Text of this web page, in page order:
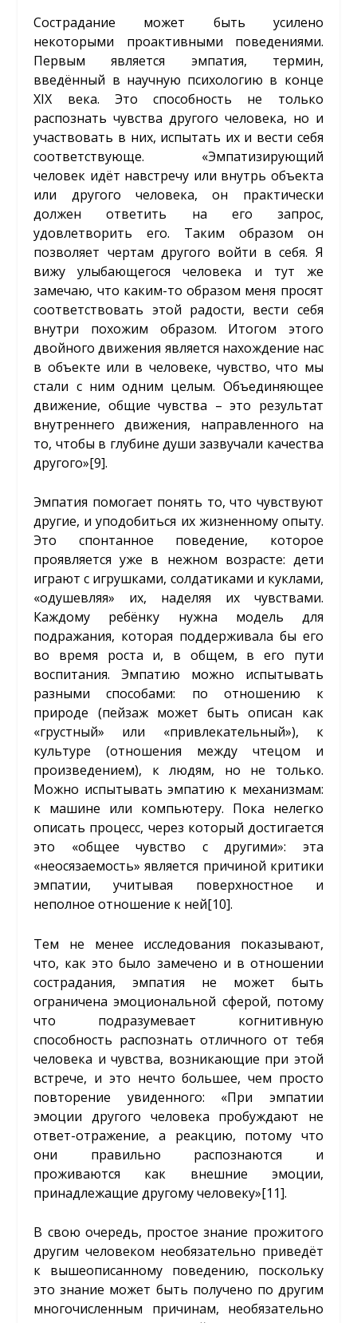
Сострадание может быть усилено
некоторыми проактивными поведениями.
Первым является эмпатия, термин,
введённый в научную психологию в конце
XIX века. Это способность не только
распознать чувства другого человека, но и
участвовать в них, испытать их и вести себя
соответствующе. «Эмпатизирующий
человек идёт навстречу или внутрь объекта
или другого человека, он практически
должен ответить на его запрос,
удовлетворить его. Таким образом он
позволяет чертам другого войти в себя. Я
вижу улыбающегося человека и тут же
замечаю, что каким-то образом меня просят
соответствовать этой радости, вести себя
внутри похожим образом. Итогом этого
двойного движения является нахождение нас
в объекте или в человеке, чувство, что мы
стали с ним одним целым. Объединяющее
движение, общие чувства – это результат
внутреннего движения, направленного на
то, чтобы в глубине души зазвучали качества
другого»[9].
Эмпатия помогает понять то, что чувствуют
другие, и уподобиться их жизненному опыту.
Это спонтанное поведение, которое
проявляется уже в нежном возрасте: дети
играют с игрушками, солдатиками и куклами,
«одушевляя» их, наделяя их чувствами.
Каждому ребёнку нужна модель для
подражания, которая поддерживала бы его
во время роста и, в общем, в его пути
воспитания. Эмпатию можно испытывать
разными способами: по отношению к
природе (пейзаж может быть описан как
«грустный» или «привлекательный»), к
культуре (отношения между чтецом и
произведением), к людям, но не только.
Можно испытывать эмпатию к механизмам:
к машине или компьютеру. Пока нелегко
описать процесс, через который достигается
это «общее чувство с другими»: эта
«неосязаемость» является причиной критики
эмпатии, учитывая поверхностное и
неполное отношение к ней[10].
Тем не менее исследования показывают,
что, как это было замечено и в отношении
сострадания, эмпатия не может быть
ограничена эмоциональной сферой, потому
что подразумевает когнитивную
способность распознать отличного от тебя
человека и чувства, возникающие при этой
встрече, и это нечто большее, чем просто
повторение увиденного: «При эмпатии
эмоции другого человека пробуждают не
ответ-отражение, а реакцию, потому что
они правильно распознаются и
проживаются как внешние эмоции,
принадлежащие другому человеку»[11].
В свою очередь, простое знание прожитого
другим человеком необязательно приведёт
к вышеописанному поведению, поскольку
это знание может быть получено по другим
многочисленным причинам, необязательно